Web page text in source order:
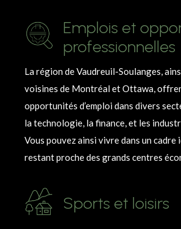
Emplois et
professionnelles
La région de Vaudreuil-Soulanges,
voisines de Montréal et Ottawa,
opportunités d’emploi dans divers
la technologie, la finance, et les
Vous pouvez ainsi vivre dans un
restant proche des grands centres
Sports et loisirs